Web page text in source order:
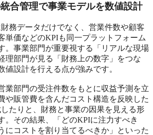
合管理で事業モデルを数値設計
財務データだけでなく、営業件数や顧客
単価などのKPIも同一プラットフォーム
。事業部門が重要視する「リアルな現場
理部門が見る「財務上の数字」をつな
値設計を行える点が強みです。
業部門の受注件数をもとに収益予測を立
や販管費を含んだコスト構造を反映した
たりと、財務と事業の因果を見える形
。その結果、「どのKPIに注力すべき
にコストを割り当てるべきか」といった